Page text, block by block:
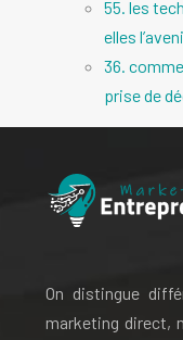
55. les
elles
36.
prise de
On distingue
marketing direct,